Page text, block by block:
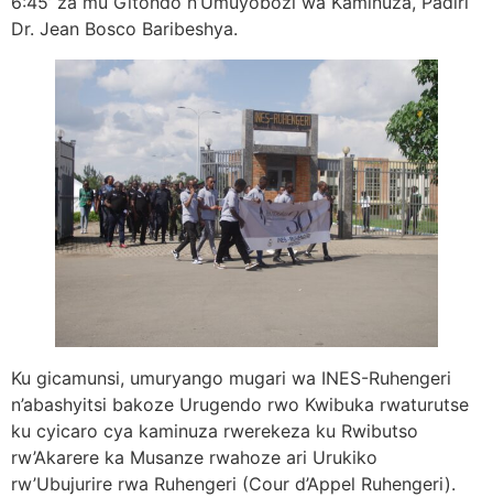
Dr. Jean Bosco Baribeshya.
Ku gicamunsi, umuryango mugari wa INES-Ruhengeri
n’abashyitsi bakoze Urugendo rwo Kwibuka rwaturutse
ku cyicaro cya kaminuza rwerekeza ku Rwibutso
rw’Akarere ka Musanze rwahoze ari Urukiko
rw’Ubujurire rwa Ruhengeri (Cour d’Appel Ruhengeri).